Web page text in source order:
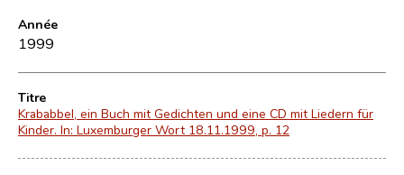
Année
1999
Titre
Krababbel, ein Buch mit Gedichten und eine CD mit Liedern für
Kinder. In: Luxemburger Wort 18.11.1999, p. 12